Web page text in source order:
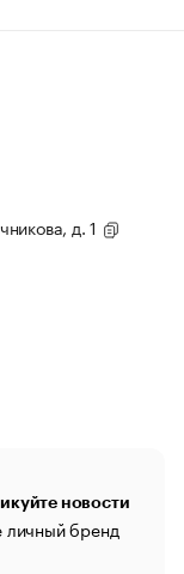
д. 1
новости
личный бренд